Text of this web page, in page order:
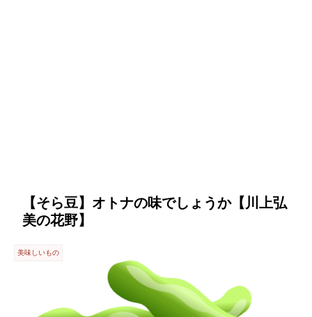
【そら豆】オトナの味でしょうか【川上弘
美の花野】
美味しいもの